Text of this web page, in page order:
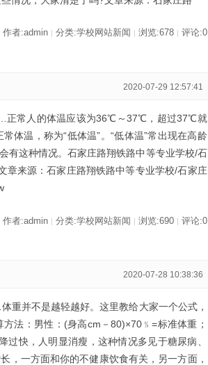
作者:admin 分类:学校网站新闻 浏览:678 评论:0
2020-07-29 12:57:41
正常人的体温应该为36℃～37℃，超过37℃就
体温，称为“低体温”。“低体温”常出现在高龄
有这种情况。石家庄路翔铁路中等专业学校/石
章来源：石家庄路翔铁路中等专业学校/石家庄
作者:admin | 分类:学校网站新闻 | 浏览:690 | 评论:0
2020-07-28 10:38:36
重并不是越轻越好。这里教给大家一个公式，
法：男性：(身高cm－80)×70﹪=标准体重；
快，人明显消瘦，这种情况多见于糖尿病、
，一方面和你的不健康饮食有关，另一方面，